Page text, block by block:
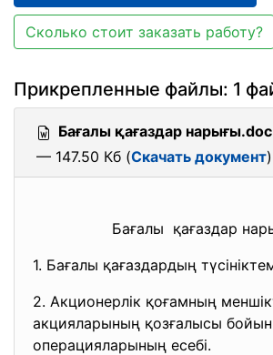
Сколько стоит заказать работу?
Прикрепленные файлы: 1
Бағалы қағаздар нарығы.doc
— 147.50 Кб (Скачать документ)
Бағалы қағаздар
1. Бағалы қағаздардың
2. Акционерлік қоғамның
акцияларының қозғалысы
операцияларының есебі.